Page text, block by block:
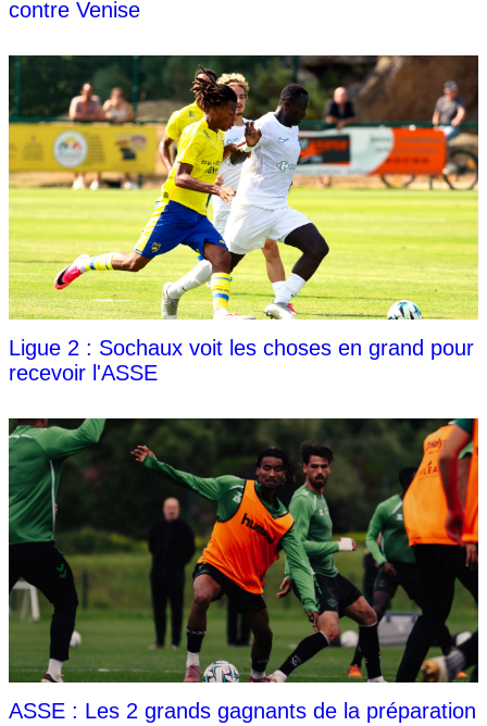
contre Venise
Ligue 2 : Sochaux voit les choses en grand pour
recevoir l'ASSE
ASSE : Les 2 grands gagnants de la préparation